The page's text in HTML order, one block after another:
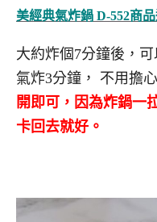
美經典氣炸鍋 D-552商品
大約炸個7分鐘後，
氣炸3分鐘， 不用擔
開即可，因為炸鍋一
卡回去就好。